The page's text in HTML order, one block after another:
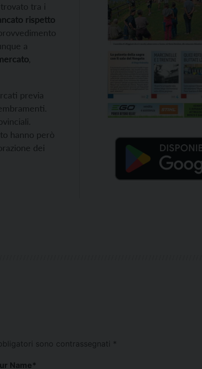
tra i
rispetto
a
previa
hanno però
dei
sono contrassegnati *
Name*